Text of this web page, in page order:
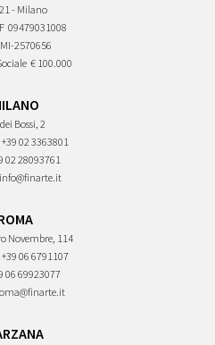
- Milano
09479031008
MI-2570656
€ 100.000
Bossi, 2
+39 02 3363801
02 28093761
info@finarte.it
Novembre, 114
+39 06 6791107
06 69923077